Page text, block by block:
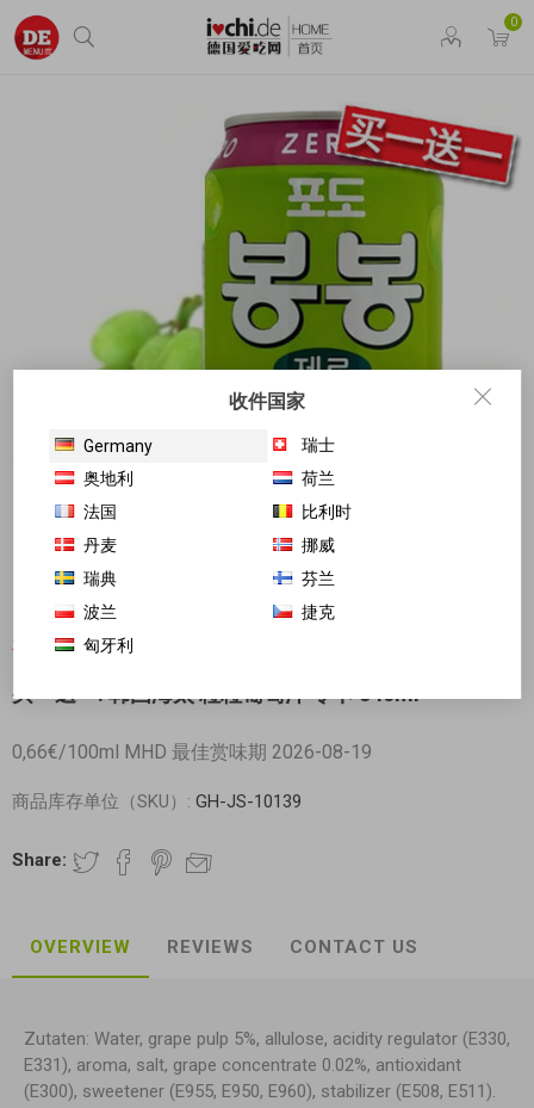
0
对不起-这个产品已经不再提供
买一送一! 韩国海太 粒粒葡萄汁 零卡 340ml
0,66€/100ml MHD 最佳赏味期 2026-08-19
商品库存单位（SKU）: GH-JS-10139
Share:
OVERVIEW REVIEWS CONTACT US
Zutaten: Water, grape pulp 5%, allulose, acidity regulator (E330,
E331), aroma, salt, grape concentrate 0.02%, antioxidant
(E300), sweetener (E955, E950, E960), stabilizer (E508, E511).
收件国家
Germany
瑞士
奥地利
荷兰
法国
比利时
丹麦
挪威
瑞典
芬兰
波兰
捷克
匈牙利